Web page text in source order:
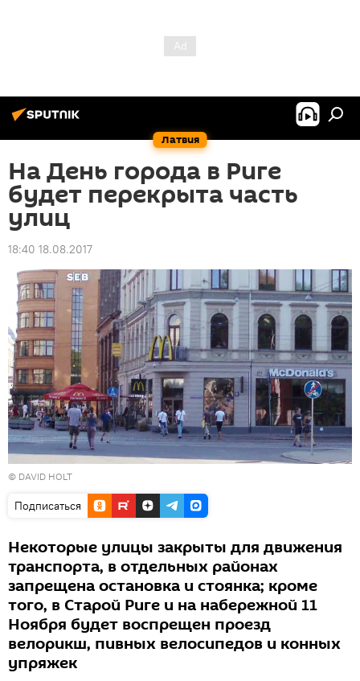
Латвия
На День города в Риге
будет перекрыта часть
улиц
18:40 18.08.2017
© DAVID HOLT
Подписаться
Некоторые улицы закрыты для движения
транспорта, в отдельных районах
запрещена остановка и стоянка; кроме
того, в Старой Риге и на набережной 11
Ноября будет воспрещен проезд
велорикш, пивных велосипедов и конных
упряжек